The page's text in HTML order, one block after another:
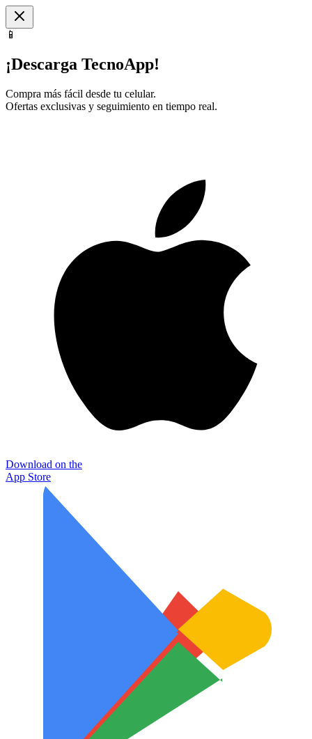
📱
¡Descarga TecnoApp!
Compra más fácil desde tu celular.
Ofertas exclusivas y seguimiento en tiempo real.
Download on the
App Store